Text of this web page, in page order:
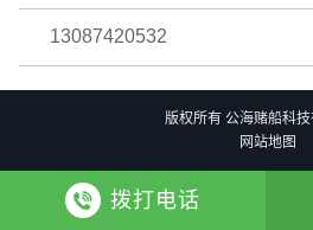
13087420532
版权所有 公海赌船科技
网站地图
拨打电话